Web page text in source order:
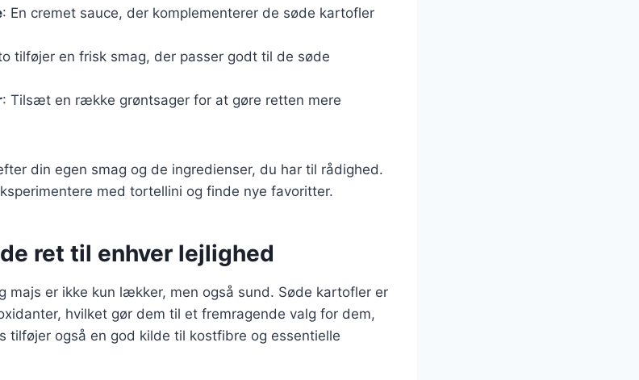
: En cremet sauce, der komplementerer de søde kartofler
tilføjer en frisk smag, der passer godt til de søde
: Tilsæt en række grøntsager for at gøre retten mere
din egen smag og de ingredienser, du har til rådighed.
med tortellini og finde nye favoritter.
ret til enhver lejlighed
majs er ikke kun lækker, men også sund. Søde kartofler er
hvilket gør dem til et fremragende valg for dem,
tilføjer også en god kilde til kostfibre og essentielle